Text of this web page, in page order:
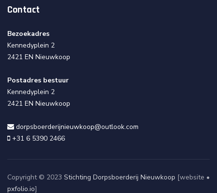
Contact
Bezoekadres
Kennedyplein 2
2421 EN Nieuwkoop
Postadres bestuur
Kennedyplein 2
2421 EN Nieuwkoop
dorpsboerderijnieuwkoop@outlook.com
+31 6 5390 2466
Copyright © 2023 Stichting Dorpsboerderij Nieuwkoop [website •
pxfolio.io]